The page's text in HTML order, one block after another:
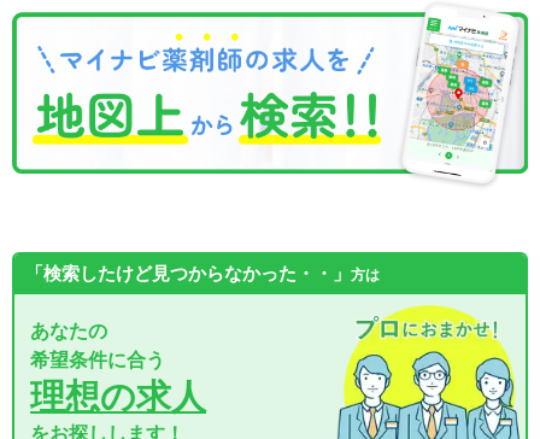
「検索したけど見つからなかった・・」 方は
あなたの
希望条件に合う
理想の求人
をお探しします！